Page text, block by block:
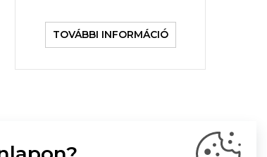
TOVÁBBI INFORMÁCIÓ